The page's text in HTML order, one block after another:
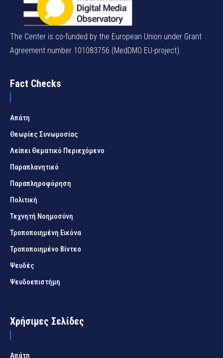
The Center is co-funded by the European Union under Grant
Agreement number 101083756 (MedDMO EU-project).
Fact Checks
Απάτη
Θεωρίες Συνωμοσίας
Λείπει Θεματικό Περιεχόμενο
Παραπλανητικό
Παραπληροφόρηση
Πολιτική
Τεχνητή Νοημοσύνη
Τροποποιημένη Εικόνα
Τροποποιημένο Βίντεο
Ψευδές
Ψευδοεπιστήμη
Χρήσιμες Σελίδες
Απάτη